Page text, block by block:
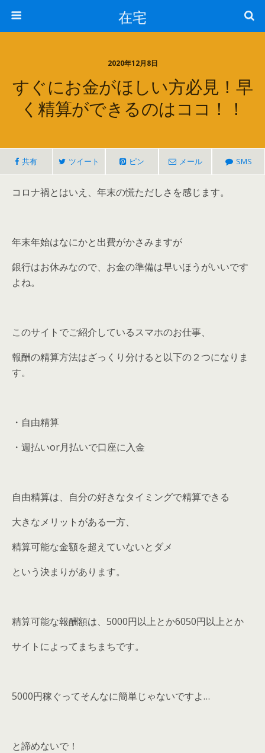
在宅
2020年12月8日
すぐにお金がほしい方必見！早
く精算ができるのはココ！！
共有 ツイート ピン メール SMS
コロナ禍とはいえ、年末の慌ただしさを感じます。
年末年始はなにかと出費がかさみますが
銀行はお休みなので、お金の準備は早いほうがいいです
よね。
このサイトでご紹介しているスマホのお仕事、
報酬の精算方法はざっくり分けると以下の２つになりま
す。
・自由精算
・週払いor月払いで口座に入金
自由精算は、自分の好きなタイミングで精算できる
大きなメリットがある一方、
精算可能な金額を超えていないとダメ
という決まりがあります。
精算可能な報酬額は、5000円以上とか6050円以上とか
サイトによってまちまちです。
5000円稼ぐってそんなに簡単じゃないですよ…
と諦めないで！